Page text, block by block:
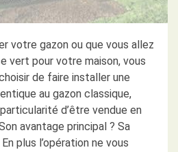
votre gazon ou que vous allez
vert pour votre maison, vous
de faire installer une
au gazon classique,
d’être vendue en
avantage principal ? Sa
plus l’opération ne vous